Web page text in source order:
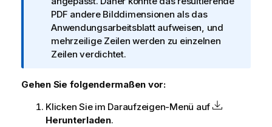
r
m
a
t
o
s
h
PDF andere Bilddimensionen als das
Anwendungsarbeitsblatt aufweisen, und
mehrzeilige Zeilen werden zu einzelnen
Zeilen verdichtet.
Gehen Sie folgendermaßen vor:
Klicken Sie im Daraufzeigen-Menü auf
Herunterladen.